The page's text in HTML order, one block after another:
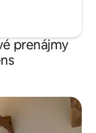
prenájmy